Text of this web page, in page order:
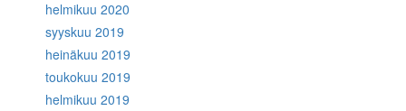
helmikuu 2020
syyskuu 2019
heinäkuu 2019
toukokuu 2019
helmikuu 2019